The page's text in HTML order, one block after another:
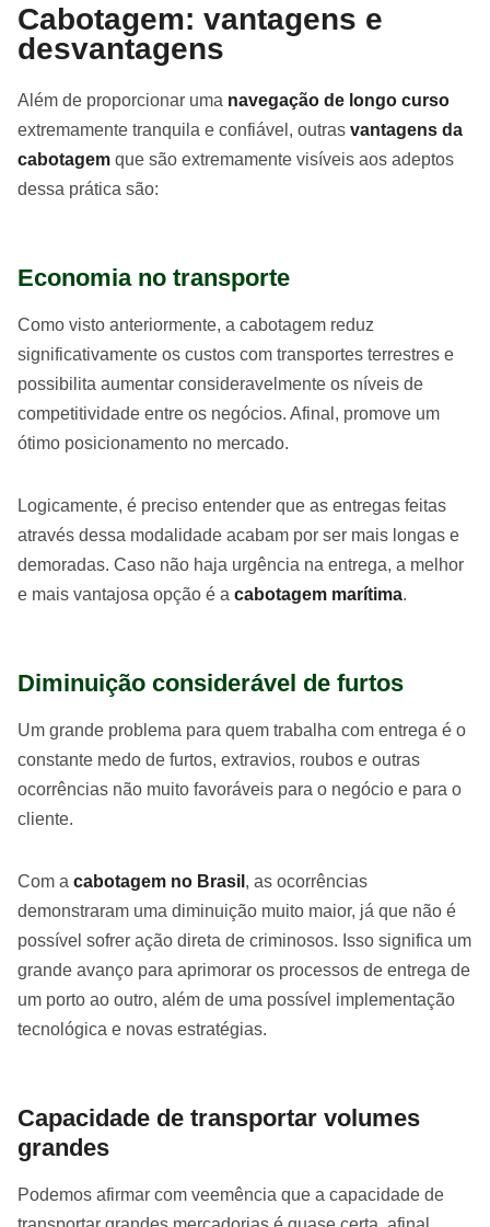
Cabotagem: vantagens e
desvantagens
Além de proporcionar uma navegação de longo curso
extremamente tranquila e confiável, outras vantagens da
cabotagem que são extremamente visíveis aos adeptos
dessa prática são:
Economia no transporte
Como visto anteriormente, a cabotagem reduz
significativamente os custos com transportes terrestres e
possibilita aumentar consideravelmente os níveis de
competitividade entre os negócios. Afinal, promove um
ótimo posicionamento no mercado.
Logicamente, é preciso entender que as entregas feitas
através dessa modalidade acabam por ser mais longas e
demoradas. Caso não haja urgência na entrega, a melhor
e mais vantajosa opção é a cabotagem marítima.
Diminuição considerável de furtos
Um grande problema para quem trabalha com entrega é o
constante medo de furtos, extravios, roubos e outras
ocorrências não muito favoráveis para o negócio e para o
cliente.
Com a cabotagem no Brasil , as ocorrências
demonstraram uma diminuição muito maior, já que não é
possível sofrer ação direta de criminosos. Isso significa um
grande avanço para aprimorar os processos de entrega de
um porto ao outro, além de uma possível implementação
tecnológica e novas estratégias.
Capacidade de transportar volumes
grandes
Podemos afirmar com veemência que a capacidade de